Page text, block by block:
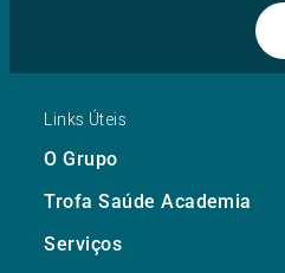
Links Úteis
O Grupo
Trofa Saúde Academia
Serviços